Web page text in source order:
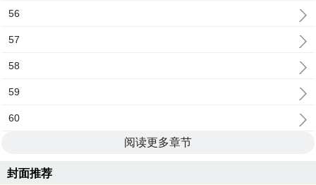
56
57
58
59
60
阅读更多章节
封面推荐